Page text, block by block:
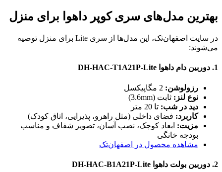
بهترین مدل‌های سری کوپر داهوا برای منزل
در سایت اصفهان‌تک، این مدل‌ها از سری Lite برای منزل توصیه
می‌شوند:
1. دوربین دام داهوا DH-HAC-T1A21P-Lite
رزولوشن:
نوع لنز: ثابت (3.6mm)
دید در شب: تا 20 متر
کاربرد: فضای داخلی (مثل راهرو، پذیرایی، اتاق کودک)
مزیت: ابعاد کوچک، نصب آسان، تصویر شفاف و مناسب
بودجه خانگی
مشاهده محصول در اصفهان‌تک
2. دوربین بولت داهوا DH-HAC-B1A21P-Lite